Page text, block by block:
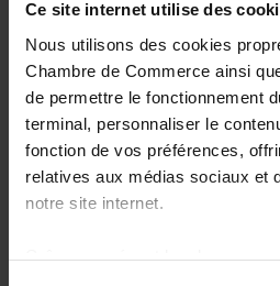
Ce site internet utilise des
Nous utilisons des cookies
Chambre de Commerce ainsi
de permettre le fonctionnement
terminal, personnaliser le
fonction de vos préférences,
relatives aux médias sociaux et
notre site internet.
Revue de presse
Partager cet article
through a high-level trade